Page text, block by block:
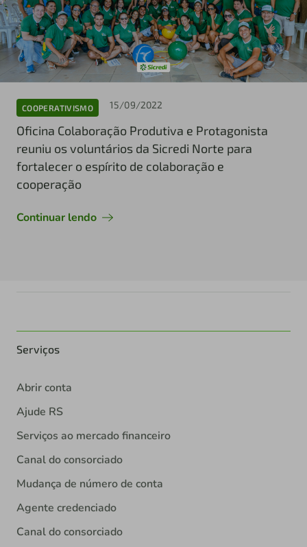
COOPERATIVISMO 15/09/2022
Oficina Colaboração Produtiva e Protagonista
reuniu os voluntários da Sicredi Norte para
fortalecer o espírito de colaboração e
cooperação
Continuar lendo
Serviços
Abrir conta
Ajude RS
Serviços ao mercado financeiro
Canal do consorciado
Mudança de número de conta
Agente credenciado
Canal do consorciado